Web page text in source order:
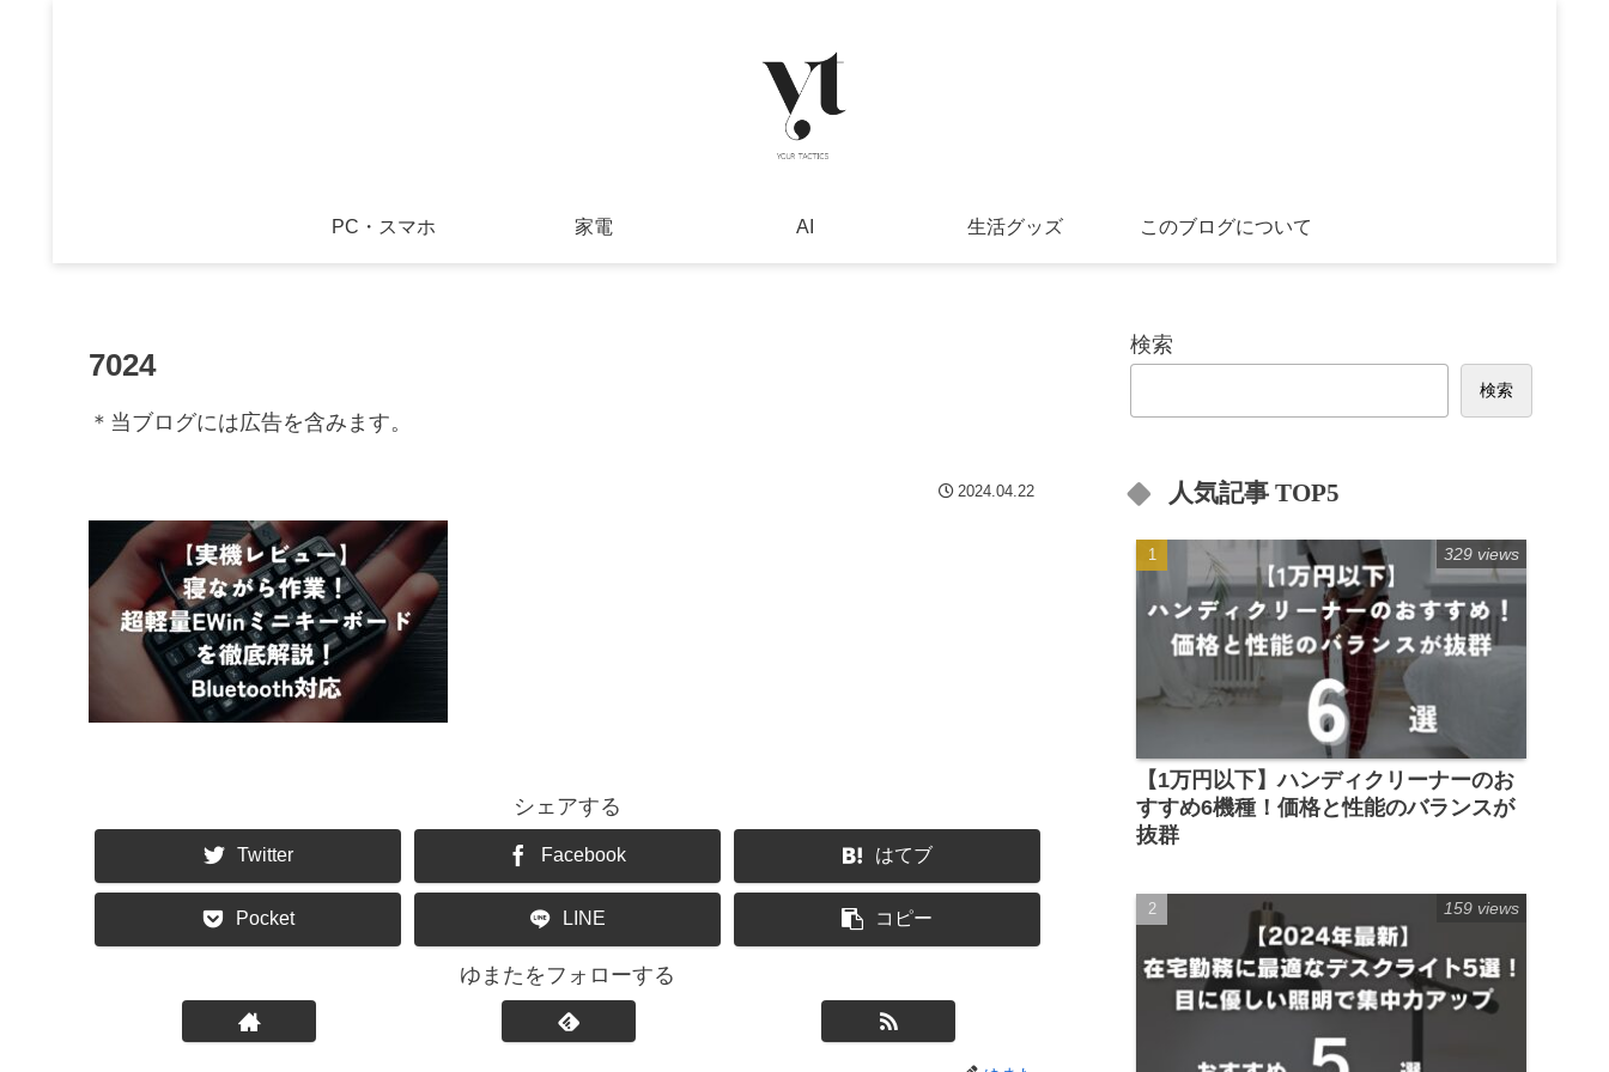
PC・スマホ 家電 AI 生活グッズ このブログについて
7024
＊当ブログには広告を含みます。
2024.04.22
シェアする
Twitter Facebook はてブ
Pocket LINE コピー
ゆまたをフォローする
検索
検索
人気記事 TOP5
【1万円以下】ハンディクリーナーのお
すすめ6機種！価格と性能のバランスが
抜群
329 views
159 views